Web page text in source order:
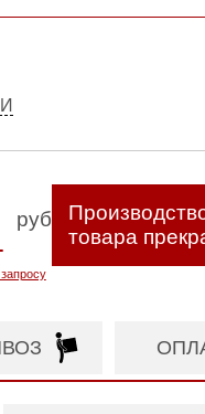
руб
товара